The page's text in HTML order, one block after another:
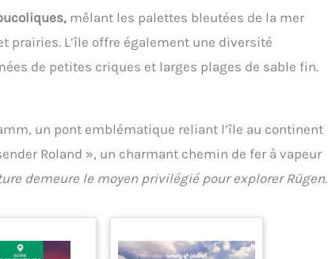
mêlant les palettes bleutées de la mer
prairies. L’île offre également une diversité
de petites criques et larges plages de sable fin.
un pont emblématique reliant l’île au continent
Roland », un charmant chemin de fer à vapeur
demeure le moyen privilégié pour explorer Rügen.